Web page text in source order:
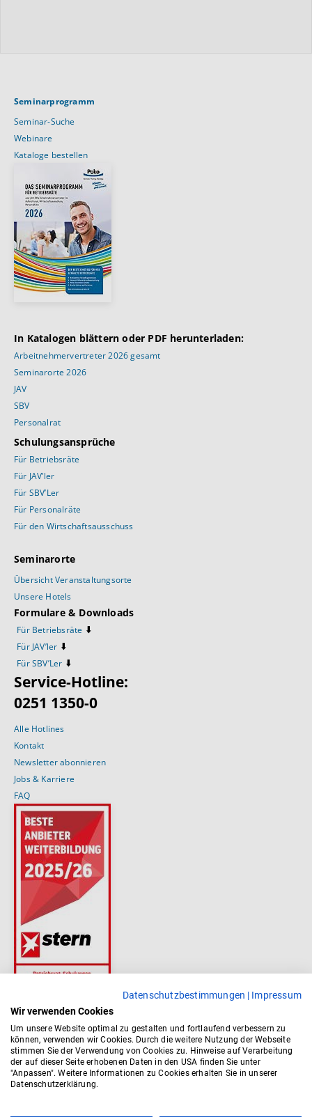
Datenschutzbestimmungen | Impressum
Wir verwenden Cookies
Um unsere Website optimal zu gestalten und fortlaufend verbessern zu
können, verwenden wir Cookies. Durch die weitere Nutzung der Webseite
stimmen Sie der Verwendung von Cookies zu. Hinweise auf Verarbeitung
der auf dieser Seite erhobenen Daten in den USA finden Sie unter
"Anpassen". Weitere Informationen zu Cookies erhalten Sie in unserer
Datenschutzerklärung.
Seminarprogramm
Seminar-Suche
Webinare
Kataloge bestellen
In Katalogen blättern oder PDF herunterladen:
Arbeitnehmervertreter 2026 gesamt
Seminarorte 2026
JAV
SBV
Personalrat
Schulungsansprüche
Für Betriebsräte
Für JAV’ler
Für SBV’Ler
Für Personalräte
Für den Wirtschaftsausschuss
Seminarorte
Übersicht Veranstaltungsorte
Unsere Hotels
Formulare & Downloads
Für Betriebsräte ⬇️
Für JAV’ler ⬇️
Für SBV’Ler ⬇️
Service-Hotline:
0251 1350-0
Alle Hotlines
Kontakt
Newsletter abonnieren
Jobs & Karriere
FAQ